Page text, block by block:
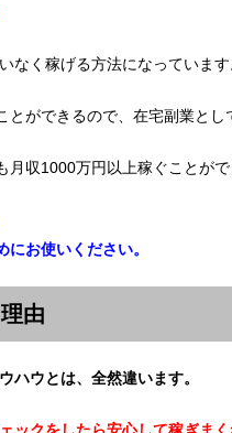
なく稼げる方法になっています
とができるので、在宅副業とし
収1000万円以上稼ぐことがで
お使いください。
由
ハウとは、全然違います。
ックをしたら安心して稼ぎまく